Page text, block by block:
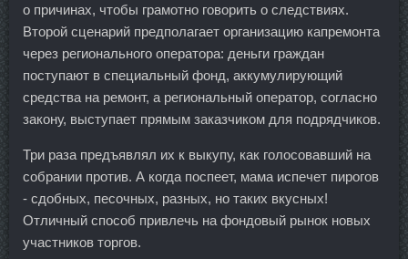
о причинах, чтобы грамотно говорить о следствиях.
Второй сценарий предполагает организацию капремонта
через регионального оператора: деньги граждан
поступают в специальный фонд, аккумулирующий
средства на ремонт, а региональный оператор, согласно
закону, выступает прямым заказчиком для подрядчиков.
Три раза предъявлял их к выкупу, как голосовавший на
собрании против. А когда поспеет, мама испечет пирогов
- сдобных, песочных, разных, но таких вкусных!
Отличный способ привлечь на фондовый рынок новых
участников торгов.